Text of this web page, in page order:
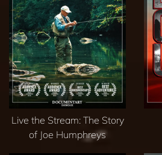
Live the Stream: The Story
of Joe Humphreys